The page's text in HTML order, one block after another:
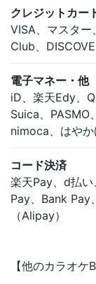
クレジットカー
VISA、マスター
Club、
電子マネー・他
iD、楽天Edy、
Suica、PASMO
nimoca、はやか
コード決済
楽天Pay、d払い
Pay、Bank Pay
（Alipay）
【他のカラオケ